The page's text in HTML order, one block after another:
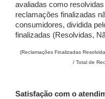
avaliadas como
reclamações finalizadas
consumidores, dividida
finalizadas (Resolvidas,
(Reclamações Finalizadas
/ Total de
Satisfação com o